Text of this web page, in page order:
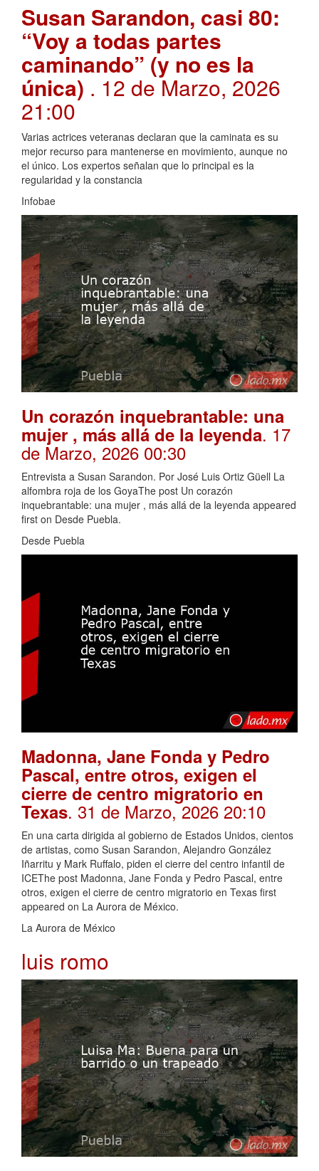
Susan Sarandon, casi 80:
“Voy a todas partes
caminando” (y no es la
única) . 12 de Marzo, 2026
21:00
Varias actrices veteranas declaran que la caminata es su
mejor recurso para mantenerse en movimiento, aunque no
el único. Los expertos señalan que lo principal es la
regularidad y la constancia
Infobae
Un corazón inquebrantable: una
mujer , más allá de la leyenda. 17
de Marzo, 2026 00:30
Entrevista a Susan Sarandon. Por José Luis Ortiz Güell La
alfombra roja de los GoyaThe post Un corazón
inquebrantable: una mujer , más allá de la leyenda appeared
first on Desde Puebla.
Desde Puebla
Madonna, Jane Fonda y Pedro
Pascal, entre otros, exigen el
cierre de centro migratorio en
Texas. 31 de Marzo, 2026 20:10
En una carta dirigida al gobierno de Estados Unidos, cientos
de artistas, como Susan Sarandon, Alejandro González
Iñarritu y Mark Ruffalo, piden el cierre del centro infantil de
ICEThe post Madonna, Jane Fonda y Pedro Pascal, entre
otros, exigen el cierre de centro migratorio en Texas first
appeared on La Aurora de México.
La Aurora de México
luis romo